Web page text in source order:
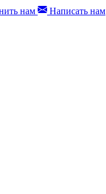
нам
Написать нам